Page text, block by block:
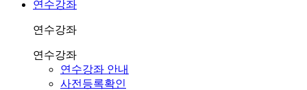
연수강좌
연수강좌
연수강좌
연수강좌 안내
사전등록확인